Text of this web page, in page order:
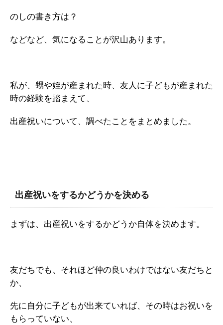
のしの書き方は？
などなど、気になることが沢山あります。
私が、甥や姪が産まれた時、友人に子どもが産まれた
時の経験を踏まえて、
出産祝いについて、調べたことをまとめました。
出産祝いをするかどうかを決める
まずは、出産祝いをするかどうか自体を決めます。
友だちでも、それほど仲の良いわけではない友だちと
か、
先に自分に子どもが出来ていれば、その時はお祝いを
もらっていない、